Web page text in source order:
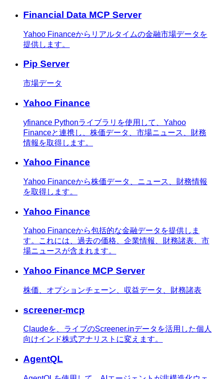
Financial Data MCP Server
Yahoo Financeからリアルタイムの金融市場データを
提供します。
Pip Server
市場データ
Yahoo Finance
yfinance Pythonライブラリを使用して、Yahoo
Financeと連携し、株価データ、市場ニュース、財務
情報を取得します。
Yahoo Finance
Yahoo Financeから株価データ、ニュース、財務情報
を取得します。
Yahoo Finance
Yahoo Financeから包括的な金融データを提供しま
す。これには、過去の価格、企業情報、財務諸表、市
場ニュースが含まれます。
Yahoo Finance MCP Server
株価、オプションチェーン、収益データ、財務諸表
screener-mcp
Claudeを、ライブのScreener.inデータを活用した個人
向けインド株式アナリストに変えます。
AgentQL